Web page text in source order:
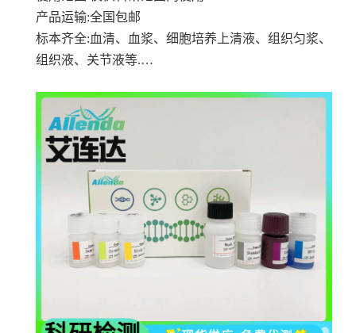
产品运输:全国包邮
标本齐全:血清、血浆、细胞培养上清液、组织匀浆、
组织液、关节液等.…